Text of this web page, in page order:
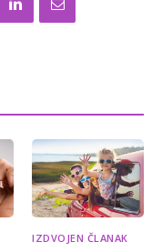
IZDVOJEN ČLANAK